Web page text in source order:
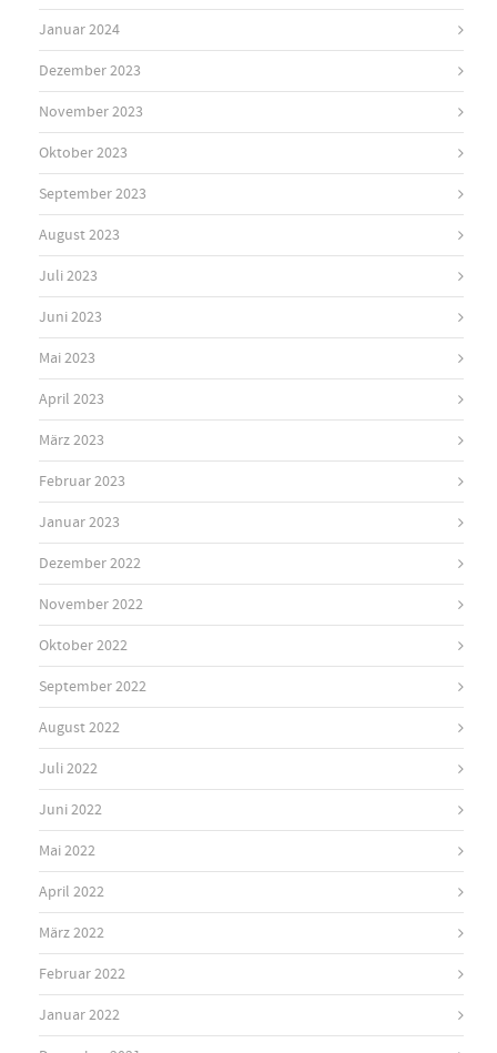
Januar 2024
Dezember 2023
November 2023
Oktober 2023
September 2023
August 2023
Juli 2023
Juni 2023
Mai 2023
April 2023
März 2023
Februar 2023
Januar 2023
Dezember 2022
November 2022
Oktober 2022
September 2022
August 2022
Juli 2022
Juni 2022
Mai 2022
April 2022
März 2022
Februar 2022
Januar 2022